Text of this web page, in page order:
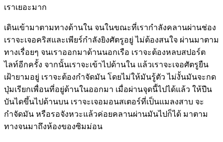
เราเยอะมาก
เดินเข้ามาตามทางด้านใน จนในขณะที่เรากำลังคลานผ่านช่อง
เราจะเจอคริสและเพียร์กำลังยิงศัตรูอยู่ ไม่ต้องสนใจ ผ่านมาตาม
ทางเรื่อยๆ จนเราออกมาด้านนอกเรือ เราจะต้องหลบสปอร์ต
ไลท์อีกครั้ง จากนั้นเราจะเข้าไปด้านใน แล้วเราจะเจอศัตรูยืน
เฝ้ายามอยู่ เราจะต้องกำจัดมัน โดยไม่ให้มันรู้ตัว ไม่งั้นมันจะกด
ปุ่มเรียกเพื่อนที่อยู่ด้านในออกมา เมื่อผ่านจุดนี้ไปได้แล้ว ให้ปีน
บันไดขึ้นไปด้านบน เราจะเจอมอนสเตอร์ที่เป็นแมลงสาบ จะ
กำจัดมัน หรือรอจังหวะแล้วค่อยคลานผ่านมันไปก็ได้ มาตาม
ทางจนมาถึงห้องของซิมม่อน